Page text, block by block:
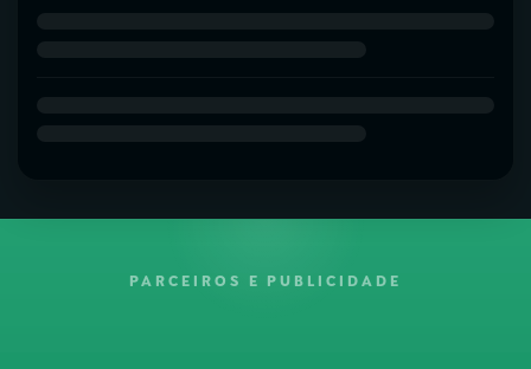
PARCEIROS E PUBLICIDADE